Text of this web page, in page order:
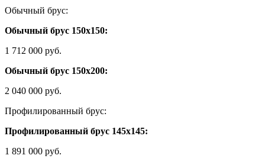
Обычный брус:
Обычный брус 150х150:
1 712 000 руб.
Обычный брус 150х200:
2 040 000 руб.
Профилированный брус:
Профилированный брус 145х145:
1 891 000 руб.